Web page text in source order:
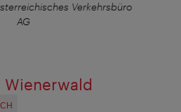
Verkehrsbüro
AG
Wienerwald